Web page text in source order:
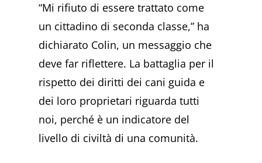
“Mi rifiuto di essere trattato come
un cittadino di seconda classe,” ha
dichiarato Colin, un messaggio che
deve far riflettere. La battaglia per il
rispetto dei diritti dei cani guida e
dei loro proprietari riguarda tutti
noi, perché è un indicatore del
livello di civiltà di una comunità.